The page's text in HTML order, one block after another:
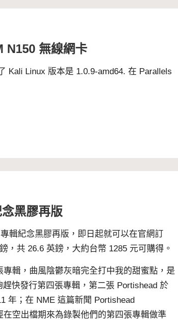
無線網卡
Kali Linux 版本是 1.0.9-amd64. 在 Parallels
黑膠再版
專輯紀念黑膠再版，即日起就可以在官網訂
，共 26.6 英鎊，大約台幣 1285 元可購得。
輯，曲風陰鬱灰暗完全打中我的甜蜜點，是
快發行第四張專輯，第二張 Portishead 於
年；在 NME 這篇新聞 Portishead
空出檔期來為錄製他們的第四張專輯做準